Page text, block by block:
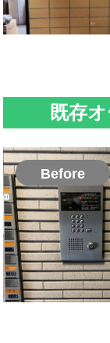
既存